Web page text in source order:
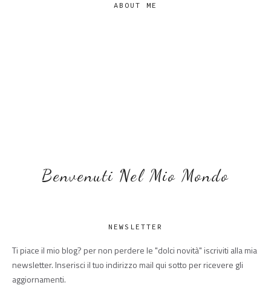
ABOUT ME
Benvenuti Nel Mio Mondo
NEWSLETTER
Ti piace il mio blog? per non perdere le "dolci novità" iscriviti alla mia
newsletter. Inserisci il tuo indirizzo mail qui sotto per ricevere gli
aggiornamenti.